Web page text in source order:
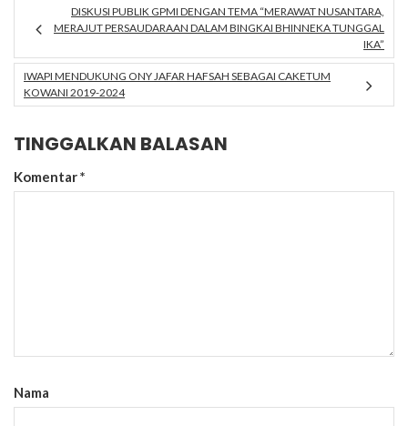
DISKUSI PUBLIK GPMI DENGAN TEMA “MERAWAT NUSANTARA,
MERAJUT PERSAUDARAAN DALAM BINGKAI BHINNEKA TUNGGAL
IKA”
IWAPI MENDUKUNG ONY JAFAR HAFSAH SEBAGAI CAKETUM
KOWANI 2019-2024
TINGGALKAN BALASAN
Komentar*
Nama